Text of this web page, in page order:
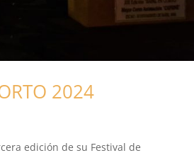
2024
edición de su Festival de